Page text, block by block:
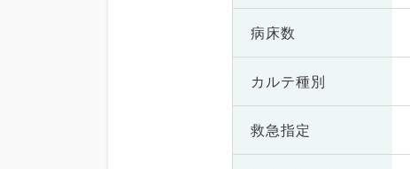
病床数
カルテ種別
救急指定